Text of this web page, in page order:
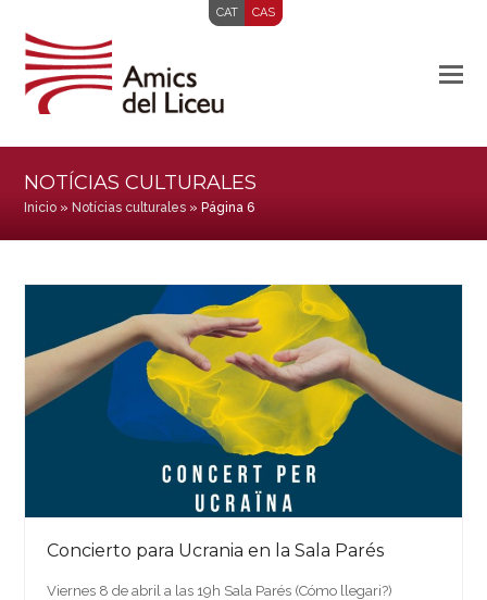
CAT CAS
NOTÍCIAS CULTURALES
Inicio » Notícias culturales » Página 6
Concierto para Ucrania en la Sala Parés
Viernes 8 de abril a las 19h Sala Parés (Cómo llegari?)